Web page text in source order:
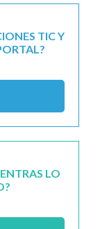
TIC Y
LO